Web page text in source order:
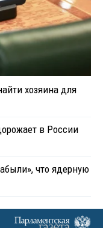
хозяина для
в России
что ядерную